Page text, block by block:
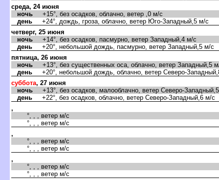
среда, 24 июня
ночь +15°, без осадков, облачно, ветер ,0 м/с
день +24°, дождь, гроза, облачно, ветер Юго-Западный,5 м/с
четверг, 25 июня
ночь +14°, без осадков, пасмурно, ветер Западный,4 м/с
день +20°, небольшой дождь, пасмурно, ветер Западный,5 м/с
пятница, 26 июня
ночь +13°, без существенных оса, облачно, ветер Западный,5
день +20°, небольшой дождь, облачно, ветер Северо-
суббота, 27 июня
ночь +13°, без осадков, малооблачно, ветер Северо-
день +22°, без осадков, облачно, ветер Северо-Западный,6 м/с
,
°, , , ветер м/с
°, , , ветер м/с
,
°, , , ветер м/с
°, , , ветер м/с
,
°, , , ветер м/с
°, , , ветер м/с